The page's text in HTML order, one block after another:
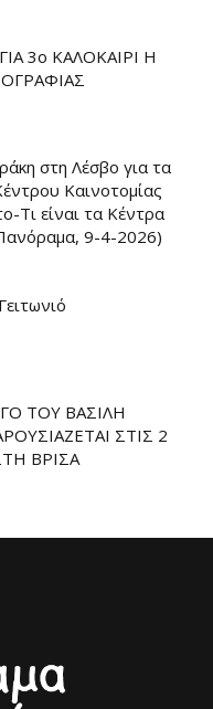
3ο ΚΑΛΟΚΑΙΡΙ Η
στη Λέσβο για τα
Καινοτομίας
Τι είναι τα Κέντρα
9-4-2026)
ΤΟΥ ΒΑΣΙΛΗ
ΣΤΙΣ 2
ΒΡΙΣΑ